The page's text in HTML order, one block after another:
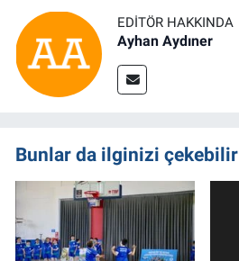
EDITÖR HAKKINDA
Ayhan Aydıner
Bunlar da ilginizi çekebilir